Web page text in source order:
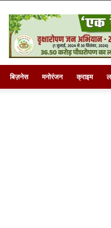
बिज़नेस मनोरंजन क्राइम